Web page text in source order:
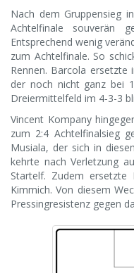
Nach dem Gruppensieg
Achtelfinale souverän
Entsprechend wenig
zum Achtelfinale. So
Rennen. Barcola
der noch nicht ganz bei
Dreiermittelfeld im 4-3-3
Vincent Kompany
zum 2:4 Achtelfinalsieg
Musiala, der sich in
kehrte nach Verletzung
Startelf. Zudem
Kimmich. Von diesem
Pressingresistenz gegen